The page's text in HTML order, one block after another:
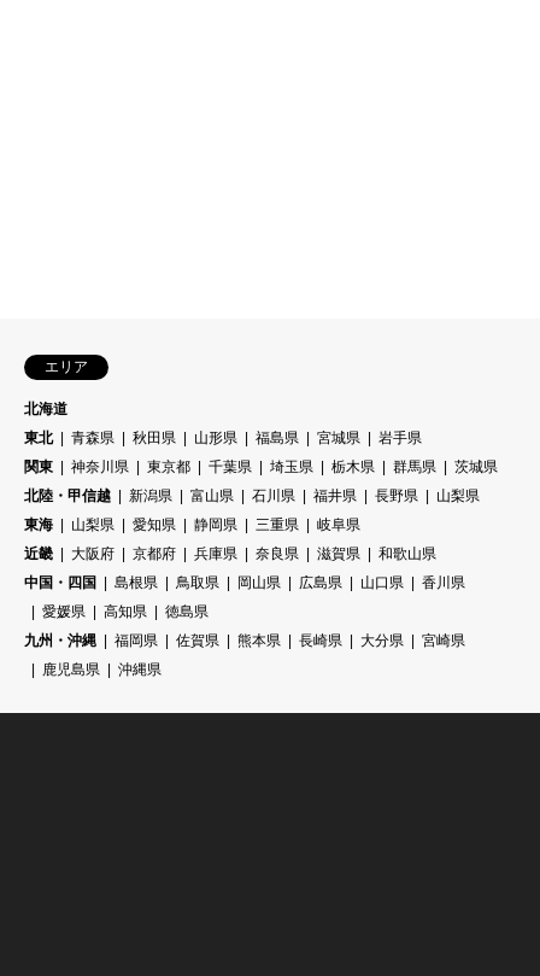
エリア
北海道
東北
青森県 秋田県 山形県 福島県 宮城県
岩手県
関東
神奈川県 東京都 千葉県 埼玉県 栃木県 群馬県
茨城県
北陸・甲信越
新潟県 富山県 石川県 福井県 長野県
山梨県
東海
山梨県 愛知県 静岡県 三重県
岐阜県
近畿
大阪府 京都府 兵庫県 奈良県 滋賀県
和歌山県
中国・四国
島根県 鳥取県 岡山県 広島県 山口県
香川県
愛媛県
高知県
徳島県
九州・沖縄
福岡県 佐賀県 熊本県 長崎県 大分県
宮崎県
鹿児島県
沖縄県